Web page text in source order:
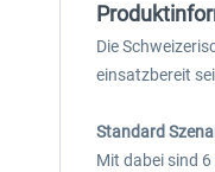
Die
einsatzbereit
Standard
Mit dabei sind